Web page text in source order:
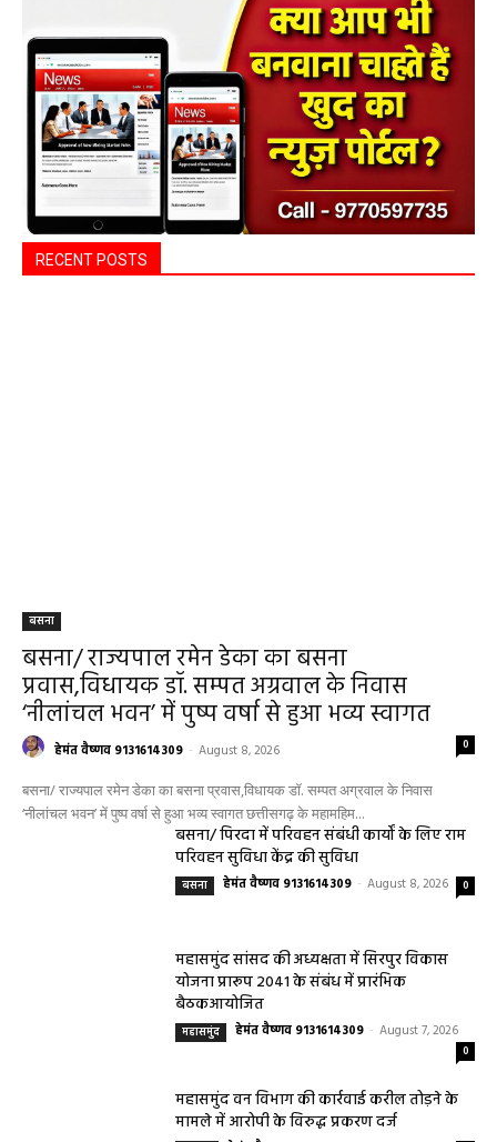
RECENT POSTS
बसना
बसना/ राज्यपाल रमेन डेका का बसना
प्रवास,विधायक डॉ. सम्पत अग्रवाल के निवास
‘नीलांचल भवन’ में पुष्प वर्षा से हुआ भव्य स्वागत
हेमंत वैष्णव 9131614309 - August 8, 2026 0
बसना/ राज्यपाल रमेन डेका का बसना प्रवास,विधायक डॉ. सम्पत अग्रवाल के निवास
‘नीलांचल भवन’ में पुष्प वर्षा से हुआ भव्य स्वागत छत्तीसगढ़ के महामहिम...
बसना/ पिरदा में परिवहन संबंधी कार्यों के लिए राम
परिवहन सुविधा केंद्र की सुविधा
बसना हेमंत वैष्णव 9131614309 - August 8, 2026 0
महासमुंद सांसद की अध्यक्षता में सिरपुर विकास
योजना प्रारूप 2041 के संबंध में प्रारंभिक
बैठकआयोजित
महासमुंद हेमंत वैष्णव 9131614309 - August 7, 2026
0
महासमुंद वन विभाग की कार्रवाई करील तोड़ने के
मामले में आरोपी के विरुद्ध प्रकरण दर्ज